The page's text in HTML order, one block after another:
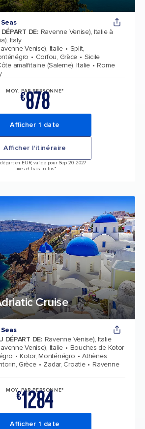
DE: Ravenne Venise), Italie à
Italy
Venise), Italie
Split,
Corfou, Grèce
Sicile
amalfitaine (Salerne), Italie
Rome
MOY. PAR PERSONNE*
€878
Afficher 1 date
Afficher l'itinéraire
en EUR, valide pour Sep 20, 2027
Taxes et frais inclus.*
Cruise
DÉPART DE: Ravenne Venise), Italie
Venise), Italie
Bouches de Kotor
Kotor, Monténégro
Athènes
Grèce Zadar, Croatie
Ravenne
MOY. PAR PERSONNE*
€1284
Afficher 1 date